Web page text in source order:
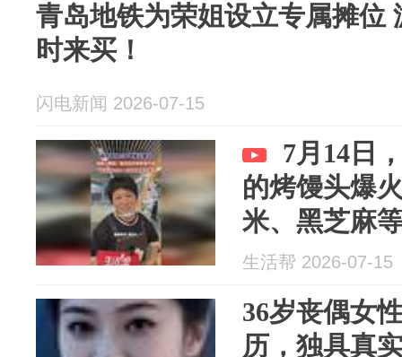
青岛地铁为荣姐设立专属摊位
时来买！
闪电新闻 2026-07-15
7月14日
的烤馒头爆
米、黑芝麻
生活帮 2026-07-15
36岁丧偶女
历，独具真